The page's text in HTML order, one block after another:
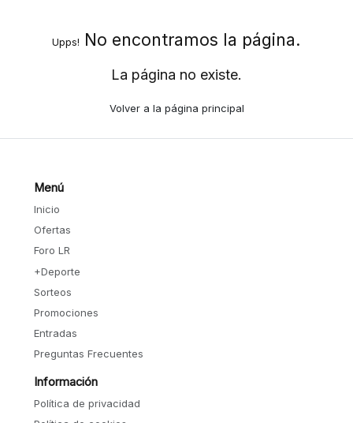
Upps! No encontramos la página.
La página no existe.
Volver a la página principal
Menú
Inicio
Ofertas
Foro LR
+Deporte
Sorteos
Promociones
Entradas
Preguntas Frecuentes
Información
Política de privacidad